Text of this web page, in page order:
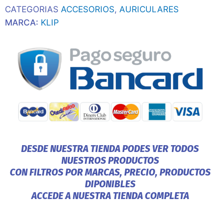
Wireless
cantidad
CATEGORIAS ACCESORIOS, AURICULARES
MARCA: KLIP
DESDE NUESTRA TIENDA PODES VER TODOS
NUESTROS PRODUCTOS
CON FILTROS POR MARCAS, PRECIO, PRODUCTOS
DIPONIBLES
ACCEDE A NUESTRA TIENDA COMPLETA